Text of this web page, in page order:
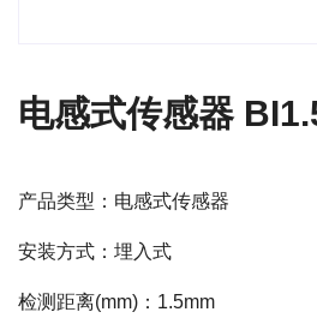
电感式传感器
产品类型：电感式传感器
安装方式：埋入式
检测距离(mm)：1.5mm